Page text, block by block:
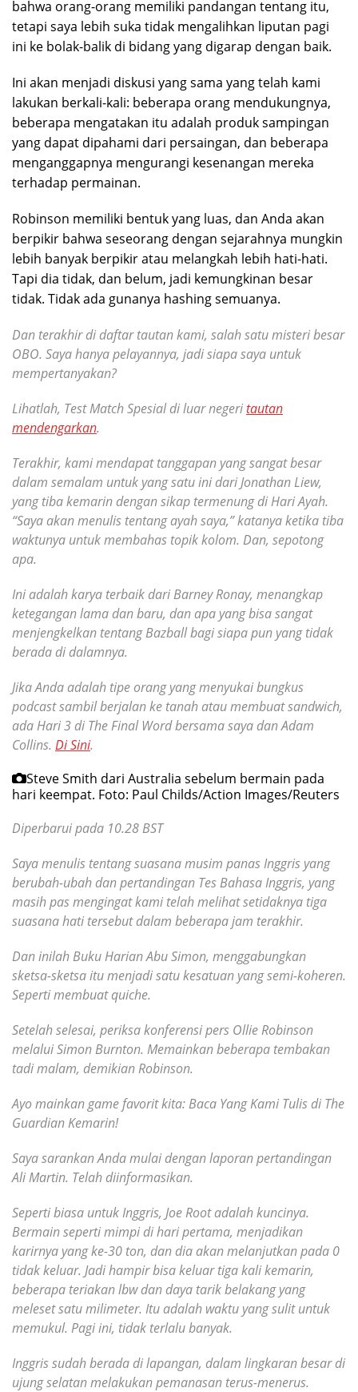
bahwa orang-orang memiliki pandangan tentang itu,
tetapi saya lebih suka tidak mengalihkan liputan pagi
ini ke bolak-balik di bidang yang digarap dengan baik.
Ini akan menjadi diskusi yang sama yang telah kami
lakukan berkali-kali: beberapa orang mendukungnya,
beberapa mengatakan itu adalah produk sampingan
yang dapat dipahami dari persaingan, dan beberapa
menganggapnya mengurangi kesenangan mereka
terhadap permainan.
Robinson memiliki bentuk yang luas, dan Anda akan
berpikir bahwa seseorang dengan sejarahnya mungkin
lebih banyak berpikir atau melangkah lebih hati-hati.
Tapi dia tidak, dan belum, jadi kemungkinan besar
tidak. Tidak ada gunanya hashing semuanya.
Dan terakhir di daftar tautan kami, salah satu misteri besar
OBO. Saya hanya pelayannya, jadi siapa saya untuk
mempertanyakan?
Lihatlah, Test Match Spesial di luar negeritautan
mendengarkan.
Terakhir, kami mendapat tanggapan yang sangat besar
dalam semalam untuk yang satu ini dari Jonathan Liew,
yang tiba kemarin dengan sikap termenung di Hari Ayah.
“Saya akan menulis tentang ayah saya,” katanya ketika tiba
waktunya untuk membahas topik kolom. Dan, sepotong
apa.
Ini adalah karya terbaik dari Barney Ronay, menangkap
ketegangan lama dan baru, dan apa yang bisa sangat
menjengkelkan tentang Bazball bagi siapa pun yang tidak
berada di dalamnya.
Jika Anda adalah tipe orang yang menyukai bungkus
podcast sambil berjalan ke tanah atau membuat sandwich,
ada Hari 3 di The Final Word bersama saya dan Adam
Collins. Di Sini.
Steve Smith dari Australia sebelum bermain pada
hari keempat. Foto: Paul Childs/Action Images/Reuters
Diperbarui pada 10.28 BST
Saya menulis tentang suasana musim panas Inggris yang
berubah-ubah dan pertandingan Tes Bahasa Inggris, yang
masih pas mengingat kami telah melihat setidaknya tiga
suasana hati tersebut dalam beberapa jam terakhir.
Dan inilah Buku Harian Abu Simon, menggabungkan
sketsa-sketsa itu menjadi satu kesatuan yang semi-koheren.
Seperti membuat quiche.
Setelah selesai, periksa konferensi pers Ollie Robinson
melalui Simon Burnton. Memainkan beberapa tembakan
tadi malam, demikian Robinson.
Ayo mainkan game favorit kita: Baca Yang Kami Tulis di The
Guardian Kemarin!
Saya sarankan Anda mulai dengan laporan pertandingan
Ali Martin. Telah diinformasikan.
Seperti biasa untuk Inggris, Joe Root adalah kuncinya.
Bermain seperti mimpi di hari pertama, menjadikan
karirnya yang ke-30 ton, dan dia akan melanjutkan pada 0
tidak keluar. Jadi hampir bisa keluar tiga kali kemarin,
beberapa teriakan lbw dan daya tarik belakang yang
meleset satu milimeter. Itu adalah waktu yang sulit untuk
memukul. Pagi ini, tidak terlalu banyak.
Inggris sudah berada di lapangan, dalam lingkaran besar di
ujung selatan melakukan pemanasan terus-menerus.